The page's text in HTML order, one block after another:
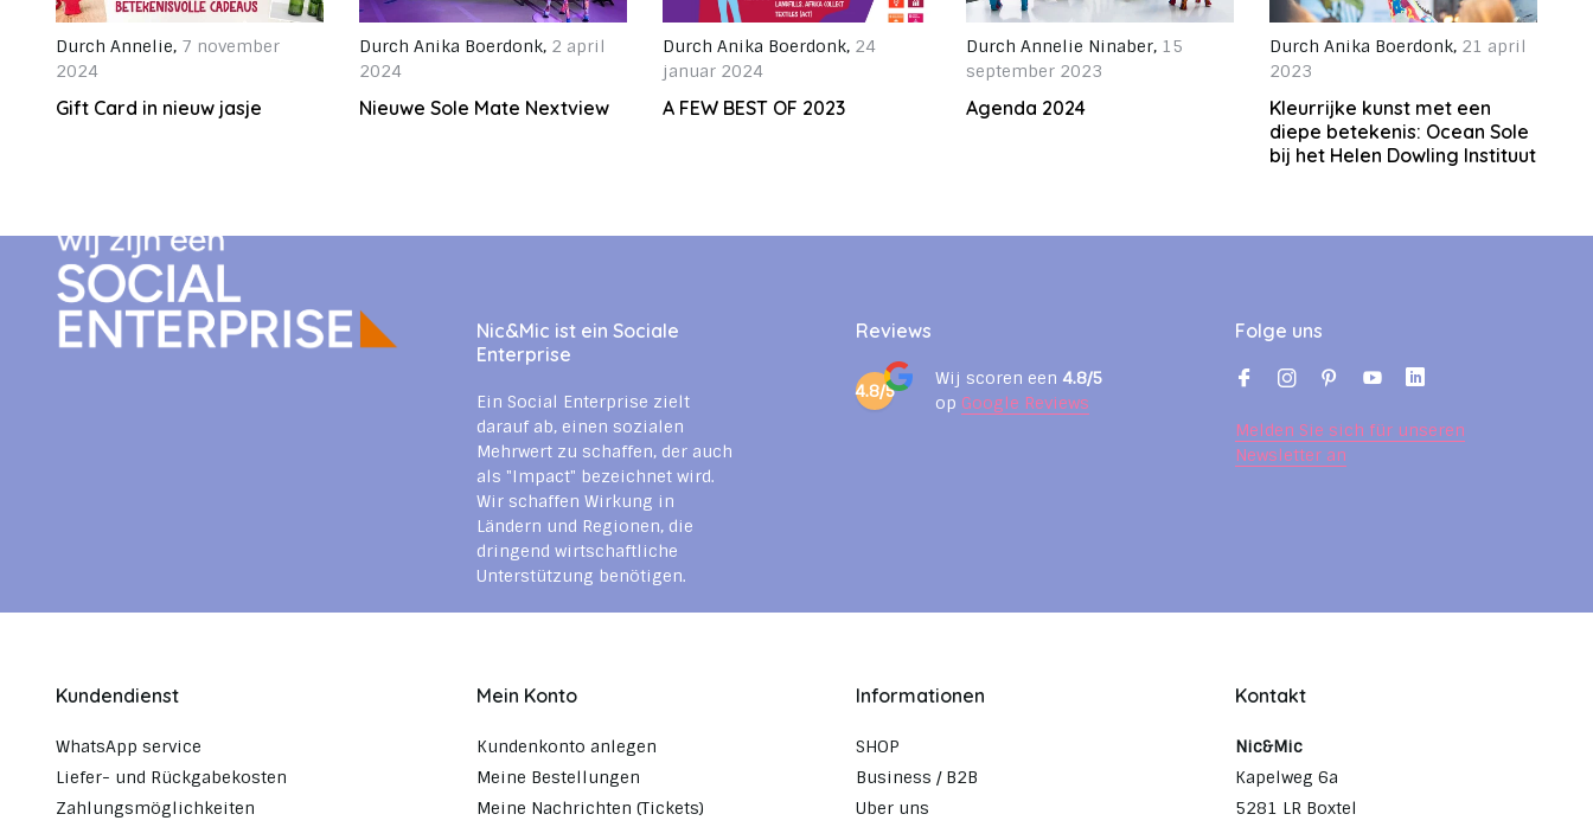
Durch Annelie, 7 november
2024
Gift Card in nieuw jasje
Durch Anika Boerdonk, 2 april
2024
Nieuwe Sole Mate Nextview
Durch Anika Boerdonk, 24
januar 2024
A FEW BEST OF 2023
Durch Annelie Ninaber, 15
september 2023
Agenda 2024
Durch Anika Boerdonk, 21 april
2023
Kleurrijke kunst met een
diepe betekenis: Ocean Sole
bij het Helen Dowling Instituut
Nic&Mic ist ein Sociale
Enterprise
Ein Social Enterprise zielt
darauf ab, einen sozialen
Mehrwert zu schaffen, der auch
als "Impact" bezeichnet wird.
Wir schaffen Wirkung in
Ländern und Regionen, die
dringend wirtschaftliche
Unterstützung benötigen.
Reviews
4.8/5
Wij scoren een 4.8/5
op Google Reviews
Folge uns
Melden Sie sich für unseren
Newsletter an
Kundendienst
WhatsApp service
Liefer- und Rückgabekosten
Zahlungsmöglichkeiten
Mein Konto
Kundenkonto anlegen
Meine Bestellungen
Meine Nachrichten (Tickets)
Informationen
SHOP
Business / B2B
Uber uns
Kontakt
Nic&Mic
Kapelweg 6a
5281 LR Boxtel